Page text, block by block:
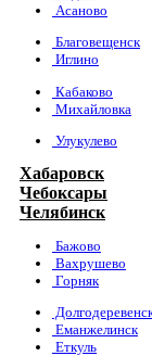
Асаново
Благовещенск
Иглино
Кабаково
Михайловка
Улукулево
Хабаровск
Чебоксары
Челябинск
Бажово
Вахрушево
Горняк
Еманжелинск
Еткуль